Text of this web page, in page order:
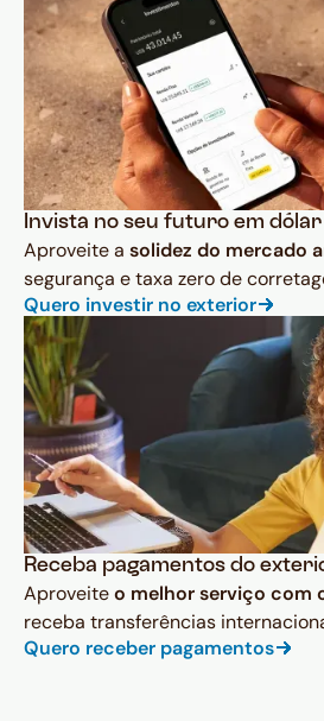
Invista no seu futuro em dólar
Aproveite a solidez do mercado
segurança e taxa zero de
Quero investir no exterior
Receba pagamentos do
Aproveiteo melhor serviço com
receba transferências
Quero receber pagamentos